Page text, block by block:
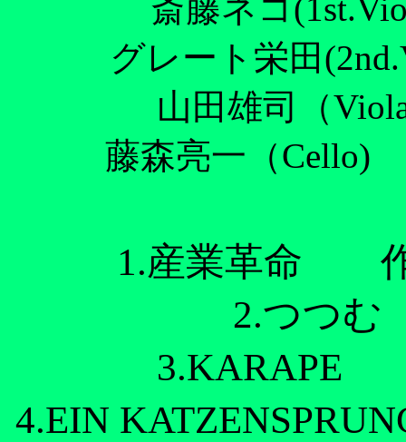
斎藤ネコ
グレート栄田
山田雄司（
藤森亮一（
1.産業革命
2.つつむ
4.EIN